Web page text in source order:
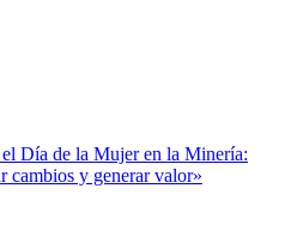
Día de la Mujer en la Minería:
cambios y generar valor»